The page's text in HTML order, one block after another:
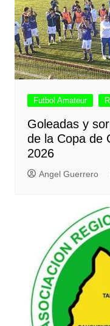
Futbol Amateur
Goleadas y
de la Copa de
2026
Angel Guerrero